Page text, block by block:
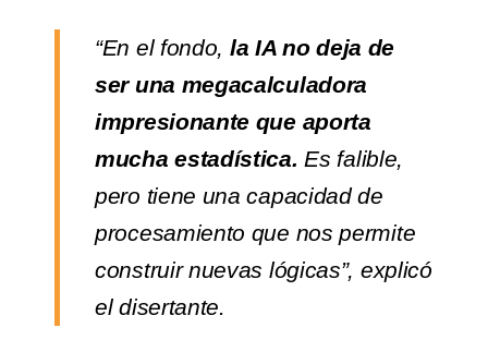
“En el fondo, la IA no deja de
ser una megacalculadora
impresionante que aporta
mucha estadística. Es falible,
pero tiene una capacidad de
procesamiento que nos permite
construir nuevas lógicas”, explicó
el disertante.